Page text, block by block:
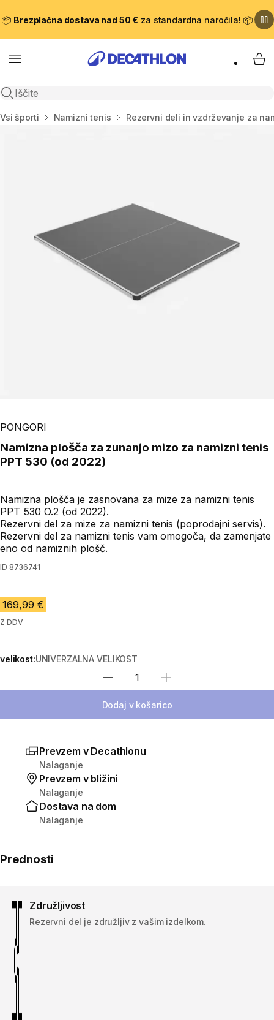
📦 Brezplačna dostava nad 50 € za standardna naročila! 📦
Meni
Odpri iskanje
Domov
Vsi športi Namizni tenis Rezervni deli in vzdrževanje za
PONGORI
Namizna plošča za zunanjo mizo za namizni tenis
PPT 530 (od 2022)
Namizna plošča je zasnovana za mize za namizni tenis
PPT 530 O.2 (od 2022).
Rezervni del za mize za namizni tenis (poprodajni servis).
Rezervni del za namizni tenis vam omogoča, da zamenjate
eno od namiznih plošč.
ID 8736741
169,99 €
Z DDV
velikost:UNIVERZALNA VELIKOST
Izberite količino
Dodaj v košarico
Prevzem v Decathlonu
Nalaganje
Prevzem v bližini
Nalaganje
Dostava na dom
Nalaganje
Prednosti
Združljivost
Rezervni del je združljiv z vašim izdelkom.